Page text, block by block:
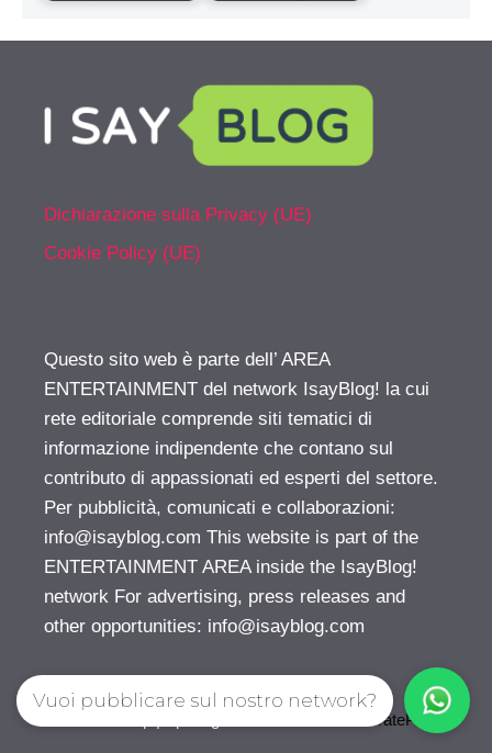
Dichiarazione sulla Privacy (UE)
Cookie Policy (UE)
Questo sito web è parte dell’ AREA
ENTERTAINMENT del network IsayBlog! la cui
rete editoriale comprende siti tematici di
informazione indipendente che contano sul
contributo di appassionati ed esperti del settore.
Per pubblicità, comunicati e collaborazioni:
info@isayblog.com This website is part of the
ENTERTAINMENT AREA inside the IsayBlog!
network For advertising, press releases and
other opportunities: info@isayblog.com
GeneratePress
Vuoi pubblicare sul nostro network?